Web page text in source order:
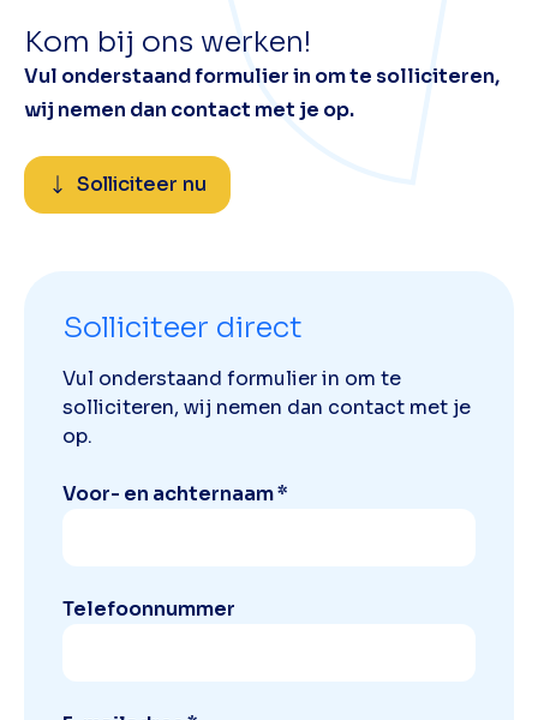
Kom bij ons werken!
Vul onderstaand formulier in om te solliciteren,
wij nemen dan contact met je op.
Solliciteer nu
Solliciteer direct
Vul onderstaand formulier in om te
solliciteren, wij nemen dan contact met je
op.
Voor- en achternaam *
Telefoonnummer